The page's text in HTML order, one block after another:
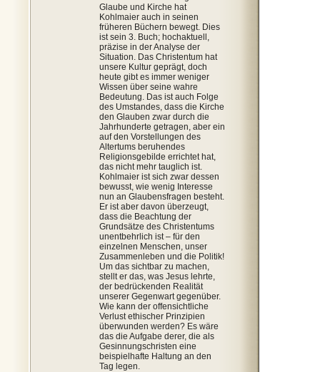
Glaube und Kirche hat
Kohlmaier auch in seinen
früheren Büchern bewegt. Dies
ist sein 3. Buch; hochaktuell,
präzise in der Analyse der
Situation. Das Christentum hat
unsere Kultur geprägt, doch
heute gibt es immer weniger
Wissen über seine wahre
Bedeutung. Das ist auch Folge
des Umstandes, dass die Kirche
den Glauben zwar durch die
Jahrhunderte getragen, aber ein
auf den Vorstellungen des
Altertums beruhendes
Religionsgebilde errichtet hat,
das nicht mehr tauglich ist.
Kohlmaier ist sich zwar dessen
bewusst, wie wenig Interesse
nun an Glaubensfragen besteht.
Er ist aber davon überzeugt,
dass die Beachtung der
Grundsätze des Christentums
unentbehrlich ist – für den
einzelnen Menschen, unser
Zusammenleben und die Politik!
Um das sichtbar zu machen,
stellt er das, was Jesus lehrte,
der bedrückenden Realität
unserer Gegenwart gegenüber.
Wie kann der offensichtliche
Verlust ethischer Prinzipien
überwunden werden? Es wäre
das die Aufgabe derer, die als
Gesinnungschristen eine
beispielhafte Haltung an den
Tag legen.